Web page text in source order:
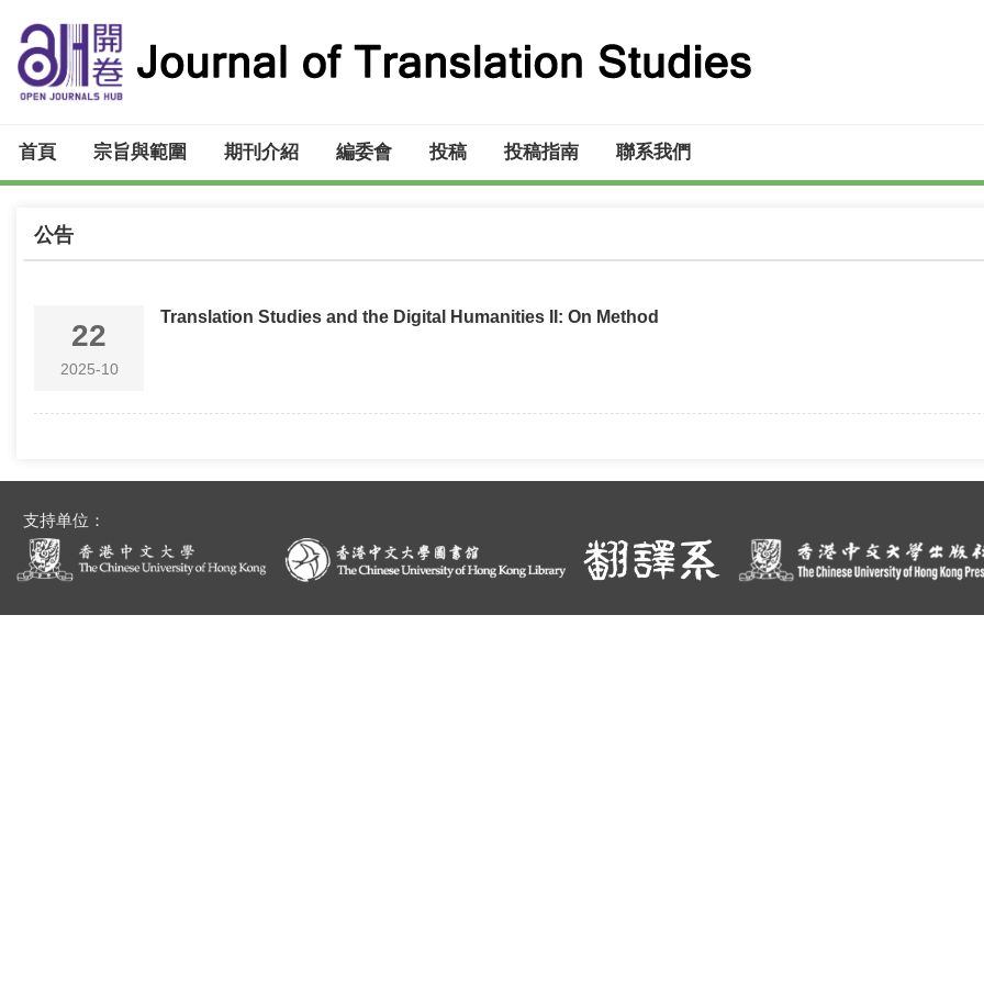
首頁 宗旨與範圍 期刊介紹 編委會 投稿 投稿指南 聯系我們
公告
22
2025-10
Translation Studies and the Digital Humanities II: On Method
支持单位：